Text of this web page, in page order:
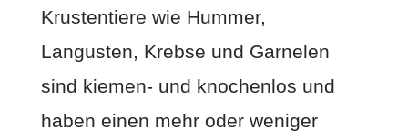
Krustentiere wie Hummer,
Langusten, Krebse und Garnelen
sind kiemen- und knochenlos und
haben einen mehr oder weniger